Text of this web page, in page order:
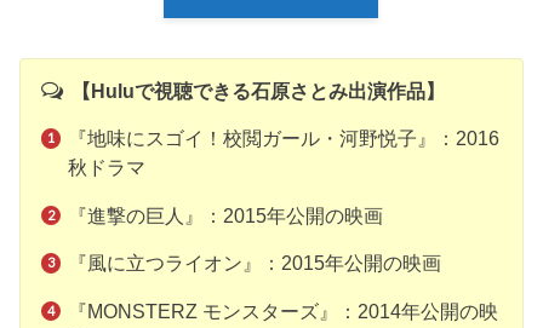
【Huluで視聴できる石原さとみ出演作品】
『地味にスゴイ！校閲ガール・河野悦子』：2016
秋ドラマ
『進撃の巨人』：2015年公開の映画
『風に立つライオン』：2015年公開の映画
『MONSTERZ モンスターズ』：2014年公開の映